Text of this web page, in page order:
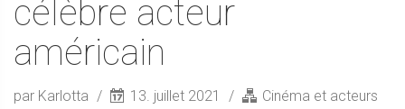
célèbre acteur
américain
par Karlotta 13. juillet 2021
Cinéma et acteurs